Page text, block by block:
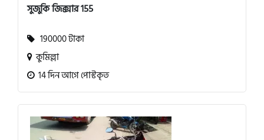
সুজুকি জিক্সার 155
190000 টাকা
কুমিল্লা
14 দিন আগে পোস্টকৃত